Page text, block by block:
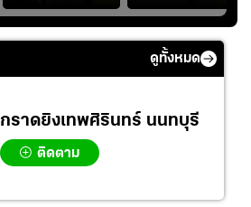
หน้าสนามกีฬา
สมโภชฯ กันอย่าง
ยอมรับเป็นงานยาก
สำหรับทีมชาติไทย
แต่เชื่อมั่นศักยภาพ
ดูทั้งหมด
กราดยิงเทพศิรินทร์ นนทบุรี
ติดตาม